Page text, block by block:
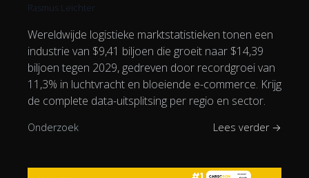
Rasmus Leichter
Wereldwijde logistieke marktstatistieken tonen een
industrie van $9,41 biljoen die groeit naar $14,39
biljoen tegen 2029, gedreven door recordgroei van
11,3% in luchtvracht en bloeiende e-commerce. Krijg
de complete data-uitsplitsing per regio en sector.
Onderzoek Lees verder →